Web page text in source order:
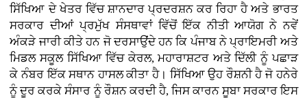
ਸਿੱਖਿਆ ਦੇ ਖੇਤਰ ਵਿੱਚ ਸ਼ਾਨਦਾਰ ਪ੍ਰਦਰਸ਼ਨ ਕਰ ਰਿਹਾ ਹੈ ਅਤੇ ਭਾਰਤ
ਸਰਕਾਰ ਦੀਆਂ ਪ੍ਰਮੁੱਖ ਸੰਸਥਾਵਾਂ ਵਿੱਚੋਂ ਇੱਕ ਨੀਤੀ ਆਯੋਗ ਨੇ ਨਵੇਂ
ਅੰਕੜੇ ਜਾਰੀ ਕੀਤੇ ਹਨ ਜੋ ਦਰਸਾਉਂਦੇ ਹਨ ਕਿ ਪੰਜਾਬ ਨੇ ਪ੍ਰਾਇਮਰੀ ਅਤੇ
ਮਿਡਲ ਸਕੂਲ ਸਿੱਖਿਆ ਵਿੱਚ ਕੇਰਲ, ਮਹਾਰਾਸ਼ਟਰ ਅਤੇ ਦਿੱਲੀ ਨੂੰ ਪਛਾੜ
ਕੇ ਨੰਬਰ ਇੱਕ ਸਥਾਨ ਹਾਸਲ ਕੀਤਾ ਹੈ। ਸਿੱਖਿਆ ਉਹ ਰੌਸ਼ਨੀ ਹੈ ਜੋ ਹਨੇਰੇ
ਨੂੰ ਦੂਰ ਕਰਕੇ ਸੰਸਾਰ ਨੂੰ ਰੌਸ਼ਨ ਕਰਦੀ ਹੈ, ਜਿਸ ਕਾਰਨ ਸੂਬਾ ਸਰਕਾਰ ਇਸ